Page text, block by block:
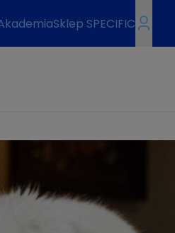
Sklep SPECIFIC